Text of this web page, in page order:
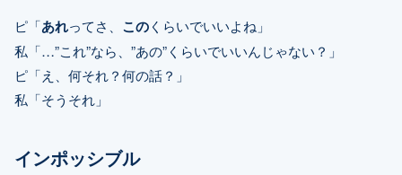
ピ「あれってさ、 このくらいでいいよね」
私「…”これ”なら、”あの”くらいでいいんじゃない？」
ピ「え、何それ？何の話？」
私「そうそれ」
インポッシブル